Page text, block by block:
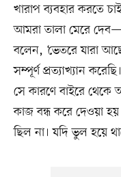
খারাপ ব্যবহার করতে
আমরা তালা মেরে
বলেন, ‘ভেতরে যারা
সম্পূর্ণ প্রত্যাখ্যান
সে কারণে বাইরে থেকে
কাজ বন্ধ করে দেওয়া
ছিল না। যদি ভুল হয়ে